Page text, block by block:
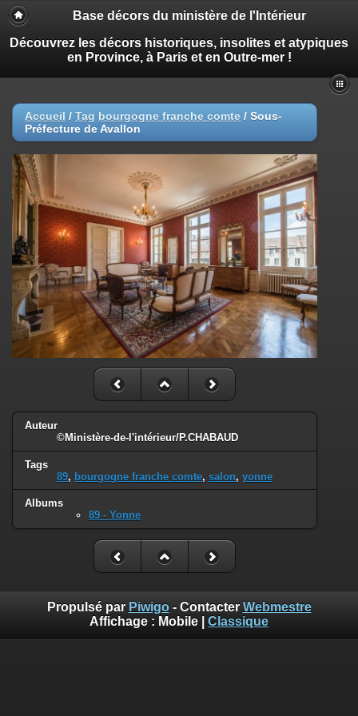
Base décors du ministère de l'Intérieur
Découvrez les décors historiques, insolites et atypiques
en Province, à Paris et en Outre-mer !
Accueil / Tag bourgogne franche comte / Sous-
Préfecture de Avallon
Auteur
©Ministère-de-l'intérieur/P.CHABAUD
Tags
89, bourgogne franche comte, salon, yonne
Albums
89 - Yonne
Propulsé par Piwigo- Contacter Webmestre
Affichage : Mobile Classique